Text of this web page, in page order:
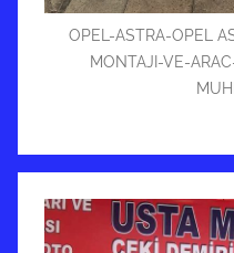
OPEL-ASTRA-OPEL
MONTAJI-VE-